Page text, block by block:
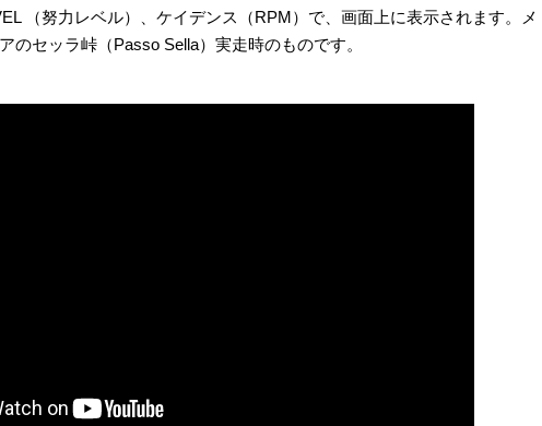
（努力レベル）、ケイデンス（RPM）で、画面上に表示されます。メ
のセッラ峠（Passo Sella）実走時のものです。